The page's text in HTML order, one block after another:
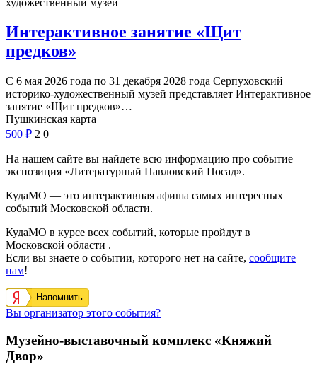
Интерактивное занятие «Щит
предков»
С 6 мая 2026 года по 31 декабря 2028 года Серпуховский
историко-художественный музей представляет Интерактивное
занятие «Щит предков»…
Пушкинская карта
500 ₽ 2 0
На нашем сайте вы найдете всю информацию про событие
экспозиция «Литературный Павловский Посад».
КудаМО — это интерактивная афиша самых интересных
событий Московской области.
КудаМО в курсе всех событий, которые пройдут в
Московской области .
Если вы знаете о событии, которого нет на сайте, сообщите
нам!
Напомнить
Вы организатор этого события?
Музейно-выставочный комплекс «Княжий
Двор»